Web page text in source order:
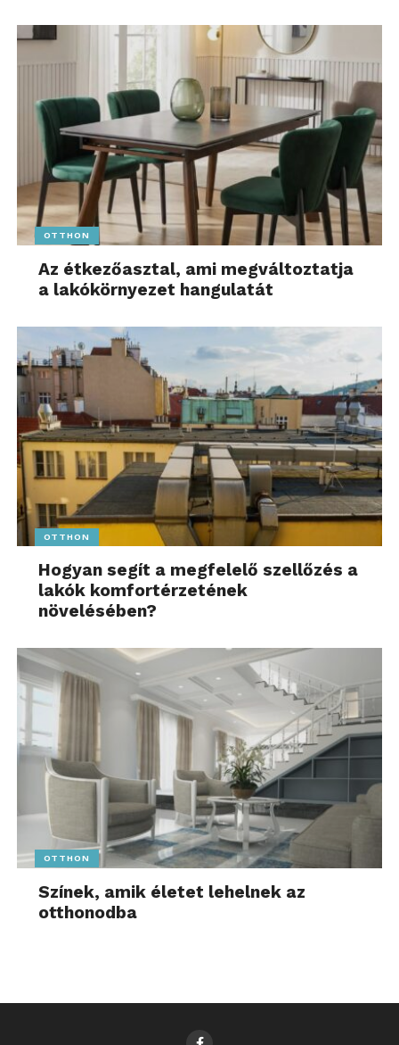
OTTHON
Az étkezőasztal, ami megváltoztatja
a lakókörnyezet hangulatát
OTTHON
Hogyan segít a megfelelő szellőzés a
lakók komfortérzetének
növelésében?
OTTHON
Színek, amik életet lehelnek az
otthonodba